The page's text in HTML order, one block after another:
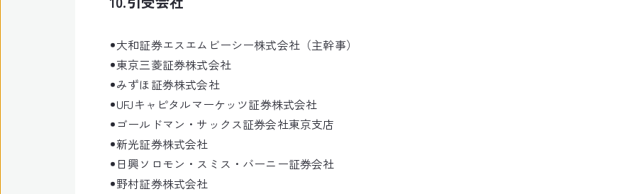
大和証券エスエムビーシー株式会社（主幹事）
東京三菱証券株式会社
みずほ証券株式会社
UFJキャピタルマーケッツ証券株式会社
ゴールドマン・サックス証券会社東京支店
新光証券株式会社
日興ソロモン・スミス・バーニー証券会社
野村証券株式会社